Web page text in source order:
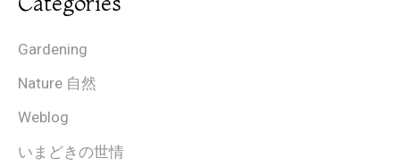
Gardening
Nature 自然
Weblog
いまどきの世情